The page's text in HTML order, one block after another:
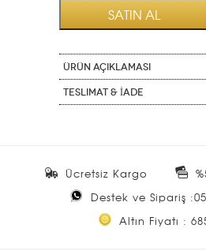
ÜRÜN AÇIKLAMASI
Teslimat & İade
Ücretsiz Kargo
Destek ve Sipariş
Altın Fiyatı :